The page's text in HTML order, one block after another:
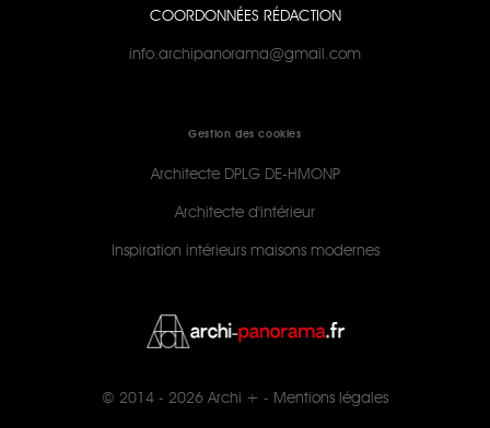
COORDONNÉES RÉDACTION
info.archipanorama@gmail.com
Gestion des cookies
Architecte DPLG DE-HMONP
Architecte d'intérieur
Inspiration intérieurs maisons modernes
© 2014 - 2026 Archi + - Mentions légales